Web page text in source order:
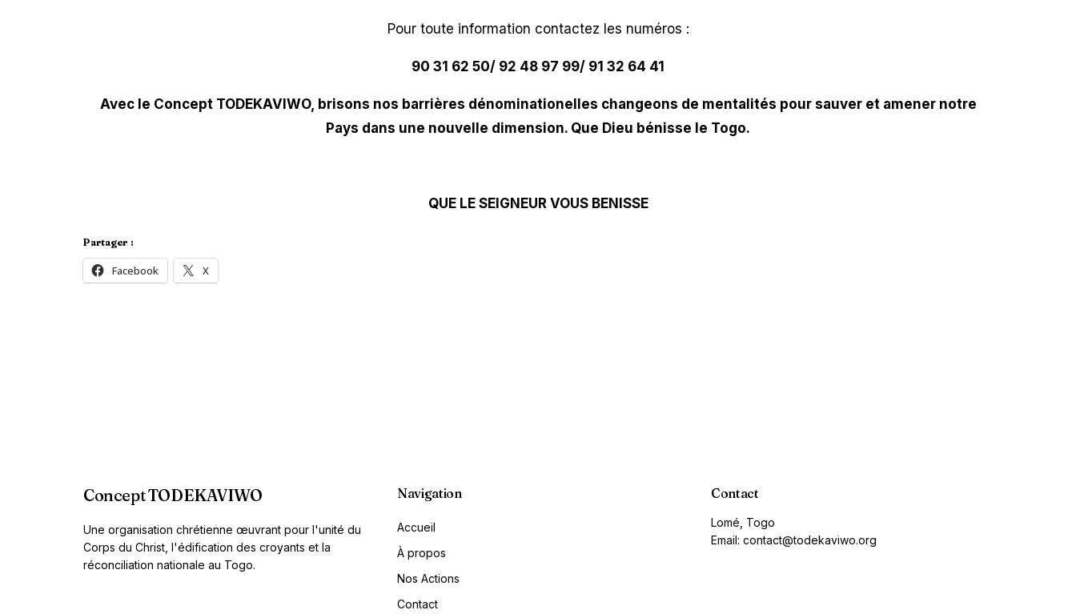
Pour toute information contactez les numéros :
90 31 62 50/ 92 48 97 99/ 91 32 64 41
Avec le Concept TODEKAVIWO, brisons nos barrières dénominationelles changeons de mentalités pour sauver et amener notre
Pays dans une nouvelle dimension. Que Dieu bénisse le Togo.
QUE LE SEIGNEUR VOUS BENISSE
Partager :
Facebook X
Concept TODEKAVIWO
Une organisation chrétienne œuvrant pour l'unité du
Corps du Christ, l'édification des croyants et la
réconciliation nationale au Togo.
Navigation
Accueil
À propos
Nos Actions
Contact
Contact
Lomé, Togo
Email: contact@todekaviwo.org